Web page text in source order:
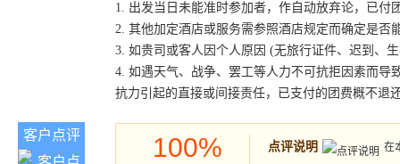
1. 出发当日未能准时参加者，作自动放弃论，已付
2. 其他加定酒店或服务需参照酒店规定而确定是否
3. 如贵司或客人因个人原因 (无旅行证件、迟到、
4. 如遇天气、战争、罢工等人力不可抗拒因素而
抗力引起的直接或间接责任，已支付的团费概不退
客户点评 100% 点评说明
在